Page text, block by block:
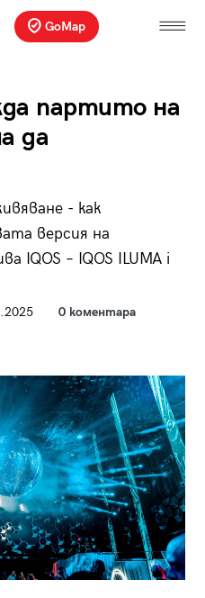
GoMap
партито на
да
- как
версия на
IQOS – IQOS ILUMA i
0 коментара